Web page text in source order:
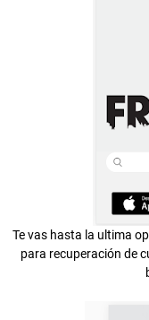
Te vas hasta la ultima
para recuperación de